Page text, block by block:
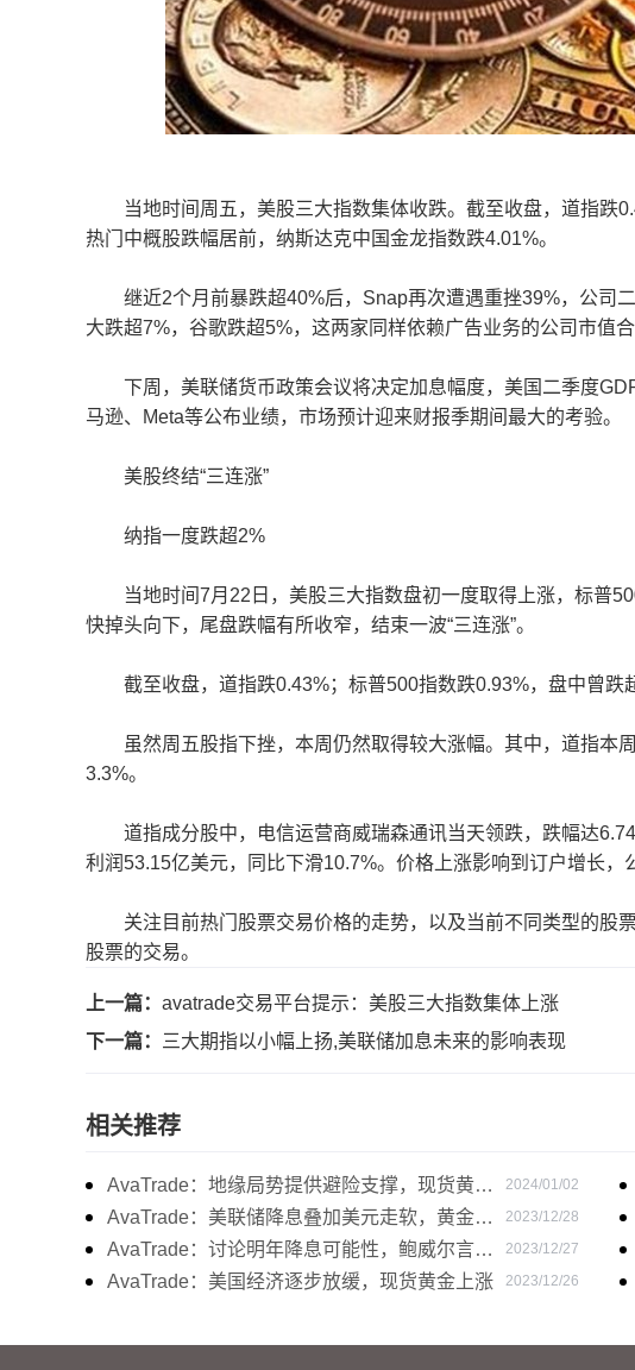
当地时间周五，美股三大指数集体收跌。截至收盘，道指跌
热门中概股跌幅居前，纳斯达克中国金龙指数跌4.01%。
继近2个月前暴跌超40%后，Snap再次遭遇重挫39%，公司
大跌超7%，谷歌跌超5%，这两家同样依赖广告业务的公司市值
下周，美联储货币政策会议将决定加息幅度，美国二季度
马逊、Meta等公布业绩，市场预计迎来财报季期间最大的考验。
美股终结“三连涨”
纳指一度跌超2%
当地时间7月22日，美股三大指数盘初一度取得上涨，标普
快掉头向下，尾盘跌幅有所收窄，结束一波“三连涨”。
截至收盘，道指跌0.43%；标普500指数跌0.93%，盘中曾跌
虽然周五股指下挫，本周仍然取得较大涨幅。其中，道指本
3.3%。
道指成分股中，电信运营商威瑞森通讯当天领跌，跌幅达
利润53.15亿美元，同比下滑10.7%。价格上涨影响到订户增长，
关注目前热门股票交易价格的走势，以及当前不同类型的股
股票的交易。
上一篇： avatrade交易平台提示：美股三大指数集体上涨
下一篇：
三大期指以小幅上扬,美联储加息未来的影响表现
相关推荐
AvaTrade：地缘局势提供避险支撑，现货黄金
持续看涨
2024/01/02
AvaTrade：美联储降息叠加美元走软，黄金维
持震荡
2023/12/28
AvaTrade：讨论明年降息可能性，鲍威尔言论
影响黄金
2023/12/27
AvaTrade：美国经济逐步放缓，现货黄金上涨 2023/12/26